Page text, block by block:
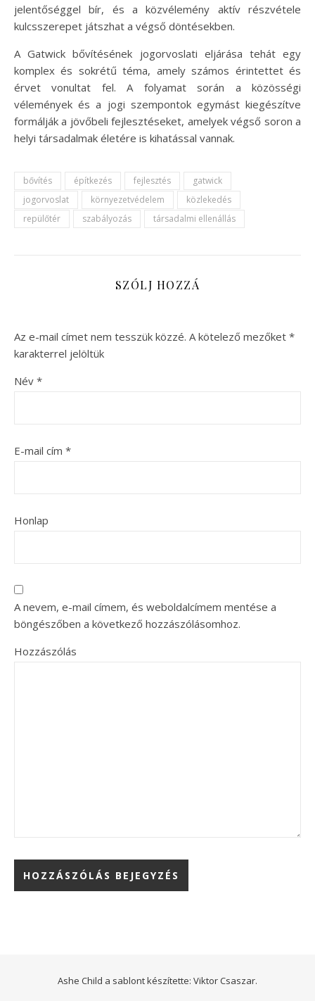
jelentőséggel bír, és a közvélemény aktív részvétele
kulcsszerepet játszhat a végső döntésekben.
A Gatwick bővítésének jogorvoslati eljárása tehát egy
komplex és sokrétű téma, amely számos érintettet és
érvet vonultat fel. A folyamat során a közösségi
vélemények és a jogi szempontok egymást kiegészítve
formálják a jövőbeli fejlesztéseket, amelyek végső soron a
helyi társadalmak életére is kihatással vannak.
bővítés építkezés fejlesztés
gatwick
jogorvoslat
környezetvédelem
közlekedés
repülőtér
szabályozás társadalmi ellenállás
SZÓLJ HOZZÁ
Az e-mail címet nem tesszük közzé. A kötelező mezőket *
karakterrel jelöltük
Név *
E-mail cím *
Honlap
A nevem, e-mail címem, és weboldalcímem mentése a
böngészőben a következő hozzászólásomhoz.
Hozzászólás
Ashe Child a sablont készítette: Viktor Csaszar.